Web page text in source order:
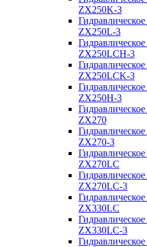
ZX250K-3
ZX250L-3
ZX250LCH-3
ZX250LCK-3
ZX250Н-3
ZX270
ZX270-3
ZX270LC
ZX270LC-3
ZX330LC
ZX330LC-3